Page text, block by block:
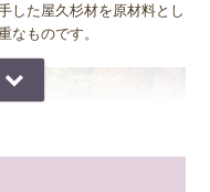
した屋久杉材を原材料とし
なものです。